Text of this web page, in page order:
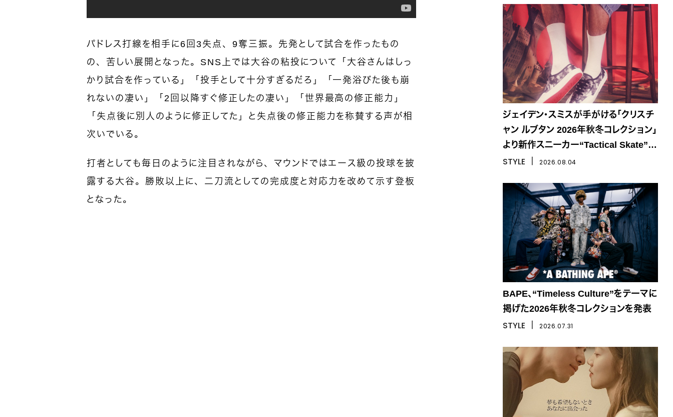
パドレス打線を相手に6回3失点、9奪三振。先発として試合を作ったもの
の、苦しい展開となった。SNS上では大谷の粘投について「大谷さんはしっ
かり試合を作っている」「投手として十分すぎるだろ」「一発浴びた後も崩
れないの凄い」「2回以降すぐ修正したの凄い」「世界最高の修正能力」
「失点後に別人のように修正してた」と失点後の修正能力を称賛する声が相
次いでいる。
打者としても毎日のように注目されながら、マウンドではエース級の投球を披
露する大谷。勝敗以上に、二刀流としての完成度と対応力を改めて示す登板
となった。
ジェイデン・スミスが手がける「クリスチ
ャン ルブタン 2026年秋冬コレクション」
より新作スニーカー“Tactical Skate”が
登場
STYLE 2026.08.04
BAPE、“Timeless Culture”をテーマに
掲げた2026年秋冬コレクションを発表
STYLE 2026.07.31